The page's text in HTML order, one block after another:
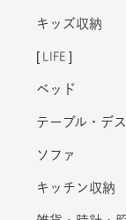
キッズ収納
LIFE
ベッド
テーブル・デ
ソファ
キッチン収納
雑貨・時計・